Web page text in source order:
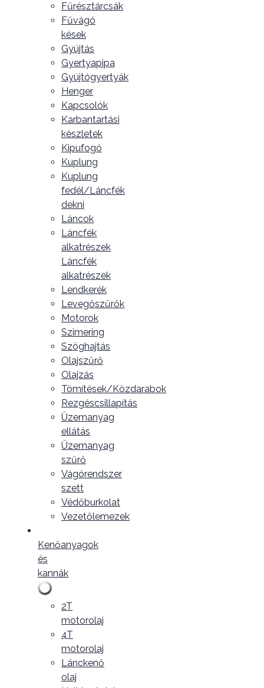
Fűrésztárcsák
Fűvágó
kések
Gyújtás
Gyertyapipa
Gyújtógyertyák
Henger
Kapcsolók
Karbantartási
készletek
Kipufogó
Kuplung
Kuplung
fedél/Láncfék
dekni
Láncok
Láncfék
alkatrészek
Láncfék
alkatrészek
Lendkerék
Levegőszűrők
Motorok
Szimering
Szöghajtás
Olajszűrő
Olajzás
Tömítések/Közdarabok
Rezgéscsillapítás
Üzemanyag
ellátás
Üzemanyag
szűrő
Vágórendszer
szett
Védőburkolat
Vezetőlemezek
Kenőanyagok
és
kannák
2T
motorolaj
4T
motorolaj
Lánckenő
olaj